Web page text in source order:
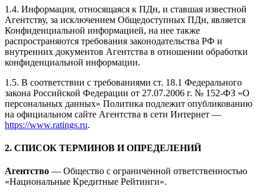
1.4. Информация, относящаяся к ПДн, и ставшая известной
Агентству, за исключением Общедоступных ПДн, является
Конфиденциальной информацией, на нее также
распространяются требования законодательства РФ и
внутренних документов Агентства в отношении обработки
конфиденциальной информации.
1.5. В соответствии с требованиями ст. 18.1 Федерального
закона Российской Федерации от 27.07.2006 г. № 152-ФЗ «О
персональных данных» Политика подлежит опубликованию
на официальном сайте Агентства в сети Интернет —
https://www.ratings.ru.
2. СПИСОК ТЕРМИНОВ И ОПРЕДЕЛЕНИЙ
Агентство — Общество с ограниченной ответственностью
«Национальные Кредитные Рейтинги».